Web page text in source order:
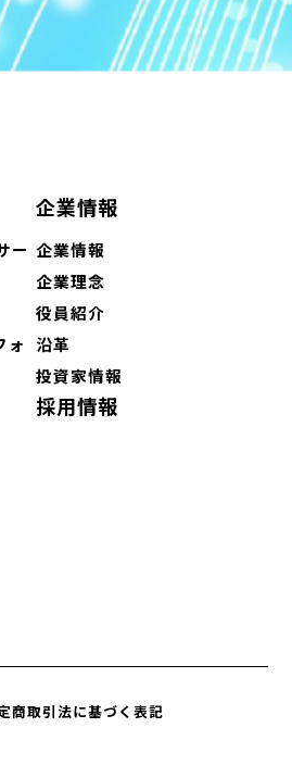
ー
ォ
企業情報
企業情報
企業理念
役員紹介
沿革
投資家情報
採用情報
商取引法に基づく表記